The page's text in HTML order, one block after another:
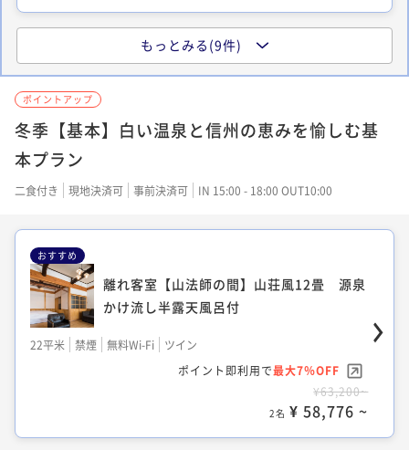
【檜の間】和室10畳+6畳
30平米 禁煙 無料Wi-Fi
和室
2名 ¥ 42,222 ~
【杉の間】和室10畳+8畳
30平米 禁煙
¥45,400~
¥ 42,222 ~
もっとみる(9件)
ポイントアップ
冬季【基本】白い温泉と信州の恵みを愉しむ基
本プラン
二食付き 現地決済可 事前決済可 IN 15:00 - 18:00 OUT10:00
おすすめ
離れ客室【山法師の間】山荘風12畳 源泉
かけ流し半露天風呂付
22平米 禁煙 無料Wi-Fi
ツイン
ポイント即利用で最大7％OFF
¥63,200~
2名 ¥ 58,776 ~